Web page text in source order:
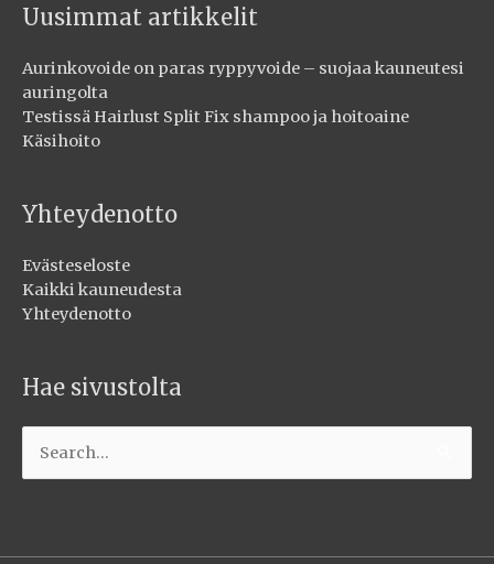
Uusimmat artikkelit
Aurinkovoide on paras ryppyvoide – suojaa kauneutesi
auringolta
Testissä Hairlust Split Fix shampoo ja hoitoaine
Käsihoito
Yhteydenotto
Evästeseloste
Kaikki kauneudesta
Yhteydenotto
Hae sivustolta
Search
for: